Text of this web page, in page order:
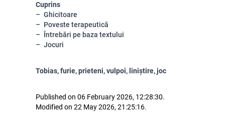
Cuprins
Ghicitoare
Poveste terapeutică
Întrebări pe baza textului
Jocuri
Tobias, furie, prieteni, vulpoi, liniștire, joc
Published on 06 February 2026, 12:28:30.
Modified on 22 May 2026, 21:25:16.